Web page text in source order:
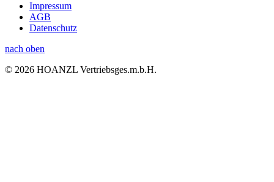
Impressum
AGB
Datenschutz
nach oben
© 2026 HOANZL Vertriebsges.m.b.H.